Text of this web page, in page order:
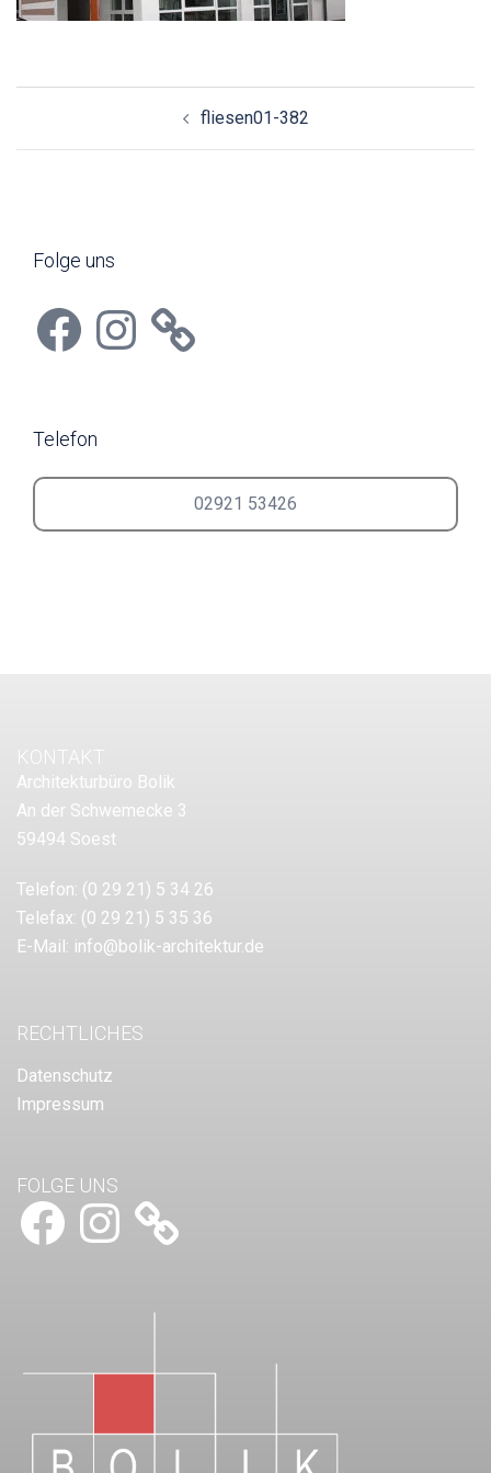
fliesen01-382
Folge uns
FacebookInstagram
Telefon
02921 53426
KONTAKT
Architekturbüro Bolik
An der Schwemecke 3
59494 Soest
Telefon: (0 29 21) 5 34 26
Telefax: (0 29 21) 5 35 36
E-Mail: info@bolik-architektur.de
RECHTLICHES
Datenschutz
Impressum
FOLGE UNS
FacebookInstagram